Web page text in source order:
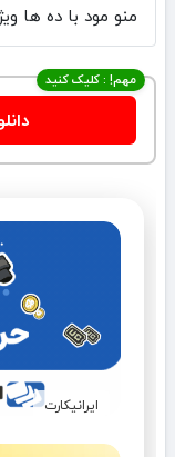
منو مود با ده ها
مهم! : کلیک کنید
ایرانیکارت